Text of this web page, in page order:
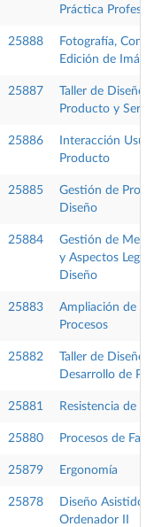
Práctica
25888
Fotografía,
Edición de
25887
Taller de Diseño
Producto y
25886
Interacción
Producto
25885
Gestión de
Diseño
25884
Gestión de
y Aspectos
Diseño
25883
Ampliación de
Procesos
25882
Taller de Diseño
Desarrollo de
25881 Resistencia de
25880 Procesos de
25879 Ergonomía
25878
Diseño Asistido
Ordenador II